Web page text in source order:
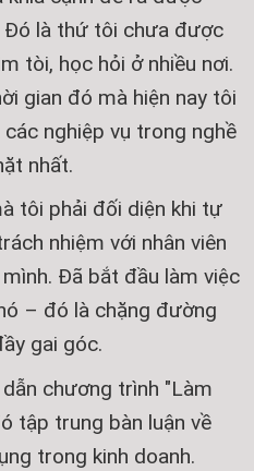
Đó là thứ tôi chưa được
tòi, học hỏi ở nhiều nơi.
gian đó mà hiện nay tôi
nghiệp vụ trong nghề
nhất.
tôi phải đối diện khi tự
nhiệm với nhân viên
Đã bắt đầu làm việc
– đó là chặng đường
gai góc.
chương trình "Làm
tập trung bàn luận về
trong kinh doanh.